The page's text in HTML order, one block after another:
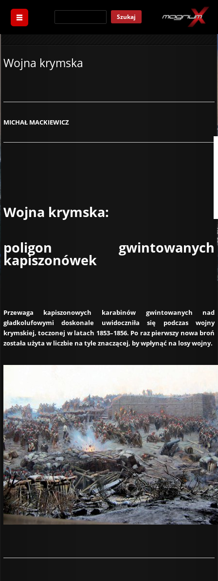
Szukaj
Wojna krymska
MICHAŁ MACKIEWICZ
Wojna krymska:
poligon gwintowanych
kapiszonówek
Przewaga kapiszonowych karabinów gwintowanych nad
gładkolufowymi doskonale uwidoczniła się podczas wojny
krymskiej, toczonej w latach 1853–1856. Po raz pierwszy nowa broń
została użyta w liczbie na tyle znaczącej, by wpłynąć na losy wojny.